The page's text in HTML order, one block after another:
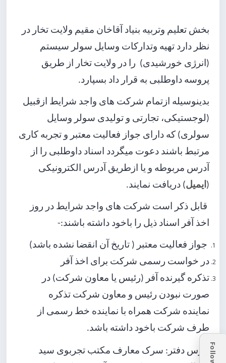
Follow
بخش تعلیم وتربیه بنیاد آقاخان مقیم ولایت تخار در
نظر دارد تهیه وتدارکات وسایل سولر سیستم
(انرژی خورشیدی) را در ولایت تخار از طریق
پروسه داوطلبی به قرار داد بسپارد.
بدینوسیله ازتمام شرکت های واجد شرایط ازقبیل
(لوجستیکی، تجارتی و تولیدی سولر وسایل
سولری) که دارای جواز فعالیت معتبر و تجربه کاری
مرتبط باشند دعوت میگردد اسناد داوطلبی را از
آدرس مربوطه و یا ازطریق آدرس الکترونیکی
(ایمیل) دریافت نمایند.
قابل ذکر است شرکت های واجد شرایط در روز
اخذ آفر اسناد ذیل را باخود داشته باشند:-
جواز فعالیت معتبر ( تاریخ آن انقضا نشده باشد)
در خواست رسمی شرکت برای اخذ آفر
تذکره گیرنده آفر (رئیس یا معاون شرکت) در
صورت نبودن رئیس و معاون شرکت تذکره
نماینده شرکت همراه با نماینده خط رسمی از
طرف شرکت باخود داشته باشد.
آدرس دفتر: سرک معارف مکتب تجربوی سید